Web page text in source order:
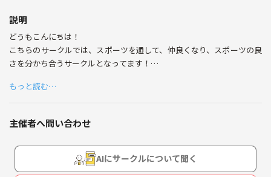
説明
どうもこんにちは！
こちらのサークルでは、スポーツを通して、仲良くなり、スポーツの良
さを分かち合うサークルとなってます！
そんな僕もバスケが大好きで、スポーツを通してたくさんの人と仲良く
なれたので、その良さを皆さんと分かち合えたらと思ってます😁
ちしております🙋‍♂️
もっと読む…
主催者へ問い合わせ
AIにサークルについて聞く